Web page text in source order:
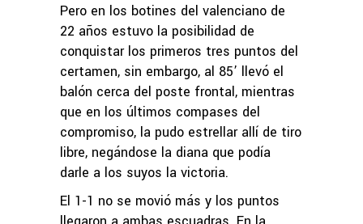
Pero en los botines del valenciano de
22 años estuvo la posibilidad de
conquistar los primeros tres puntos del
certamen, sin embargo, al 85’ llevó el
balón cerca del poste frontal, mientras
que en los últimos compases del
compromiso, la pudo estrellar allí de tiro
libre, negándose la diana que podía
darle a los suyos la victoria.
El 1-1 no se movió más y los puntos